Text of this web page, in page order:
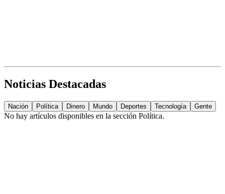
Noticias Destacadas
Nación Política Dinero Mundo Deportes Tecnología Gente
No hay artículos disponibles en la sección Política.